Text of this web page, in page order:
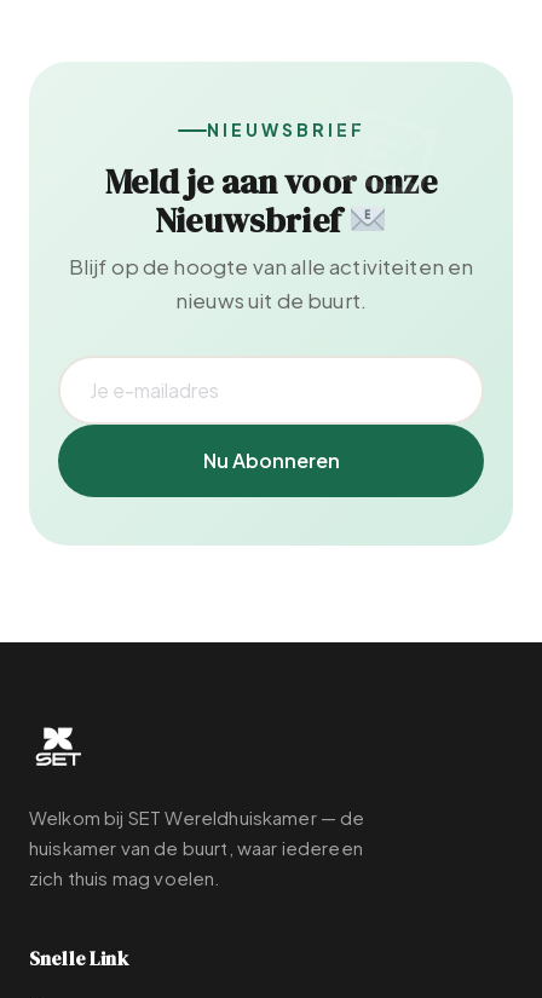
NIEUWSBRIEF
Meld je aan voor onze
Nieuwsbrief
Blijf op de hoogte van alle activiteiten en
nieuws uit de buurt.
Nu Abonneren
Welkom bij SET Wereldhuiskamer — de
huiskamer van de buurt, waar iedereen
zich thuis mag voelen.
Snelle Link